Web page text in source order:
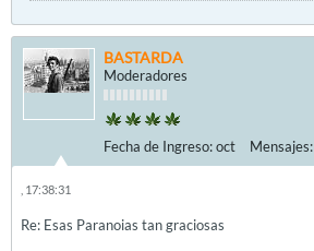
BASTARDA
Moderadores
Fecha de Ingreso:oct Mensajes:
, 17:38:31
Re: Esas Paranoias tan graciosas